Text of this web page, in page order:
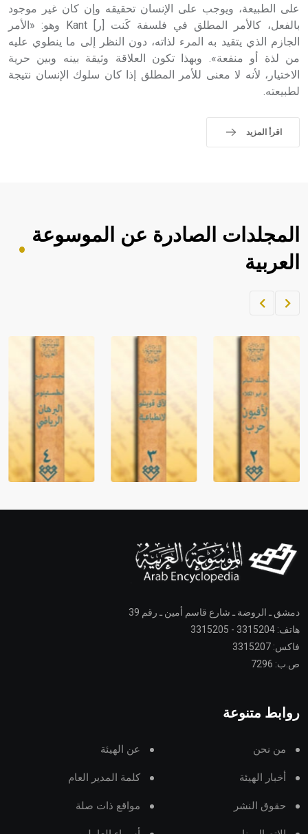
على الطبيعة، ويوجب على الإنسان تحقيقه وإن كان غير موجود
بالفعل، كالأمر المطلق في فلسفة كَنت [ر] Kant وهو: «الأمر
الجازم الذي يتقيد به المرء لذاته، دون النظر إلى ما ينطوي عليه
من لذة أو منفعة». وبهذا تكون العلاقة وثيقة بينه وبين حرية
الاختيار، لأنه لا معنى للأمر المطلق إذا كان سلوك الإنسان نتيجة
لطبيعته.
اقرأ المزيد
المجلدات الصادرة عن الموسوعة
العربية
دمشق ـ الروضة ـ شارع قاسم أمين ـ رقم 39
هاتف: 3315204 - 3315205
فاكس: 3315207
ص.ب: 7296
روابط متنوعة
من نحن عن الهيئة
أخبار الهيئة كلمة المدير العام
حقوق النشر مواقع ذات صلة